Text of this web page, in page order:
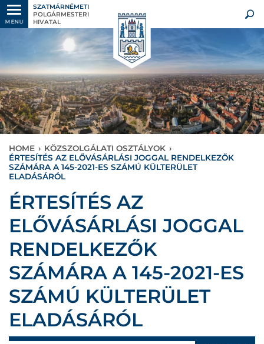
MENU
SZATMÁRNÉMETI
POLGÁRMESTERI
HIVATAL
HOME › KÖZSZOLGÁLATI OSZTÁLYOK ›
ÉRTESÍTÉS AZ ELŐVÁSÁRLÁSI JOGGAL RENDELKEZŐK
SZÁMÁRA A 145-2021-ES SZÁMÚ KÜLTERÜLET
ELADÁSÁRÓL
ÉRTESÍTÉS AZ
ELŐVÁSÁRLÁSI JOGGAL
RENDELKEZŐK
SZÁMÁRA A 145-2021-ES
SZÁMÚ KÜLTERÜLET
ELADÁSÁRÓL